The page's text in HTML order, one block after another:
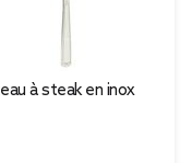
à steak en inox